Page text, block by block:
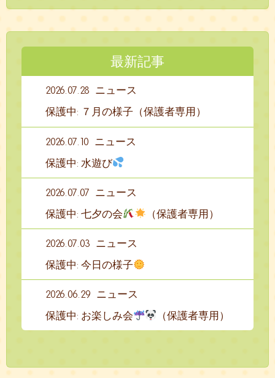
最新記事
2026.07.28
ニュース
保護中: ７月の様子（保護者専用）
2026.07.10
ニュース
保護中: 水遊び
2026.07.07
ニュース
保護中: 七夕の会
（保護者専用）
2026.07.03
ニュース
保護中: 今日の様子
2026.06.29
ニュース
保護中: お楽しみ会
（保護者専用）